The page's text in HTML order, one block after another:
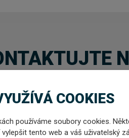
COOKIES
používáme soubory cookies.
tento web a váš uživatelský